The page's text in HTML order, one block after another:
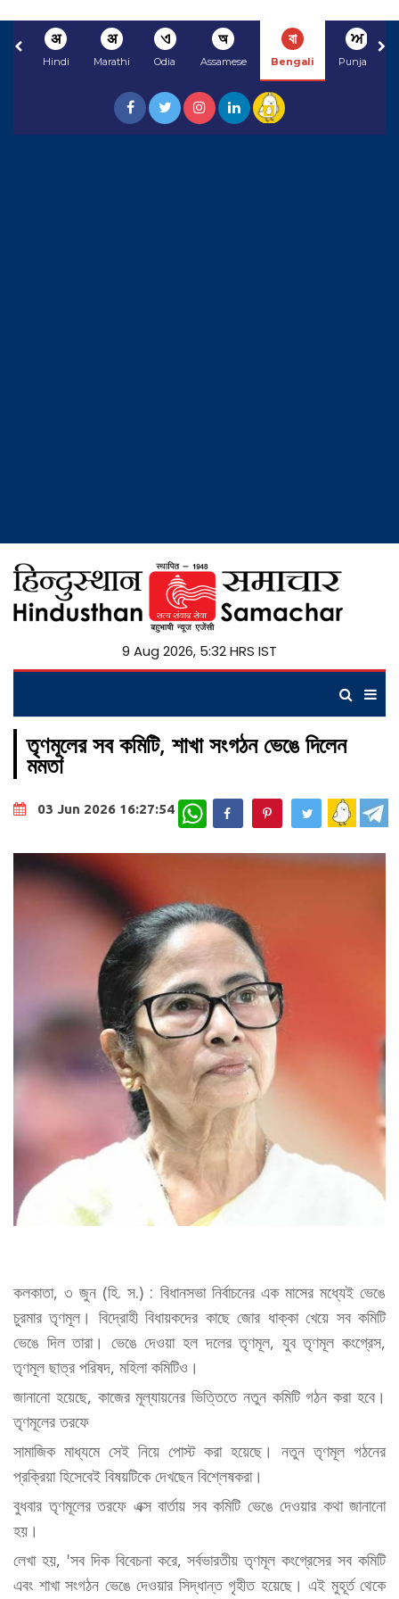
अ
Hindi
अ
Marathi
ଏ
Odia
অ
Assamese
বা
Bengali
ਅ
Punjabi
9 Aug 2026, 5:32 HRS IST
তৃণমূলের সব কমিটি, শাখা সংগঠন ভেঙে দিলেন
মমতা
03 Jun 2026 16:27:54 WhatsApp
কলকাতা, ৩ জুন (হি. স.) : বিধানসভা নির্বাচনের এক মাসের মধ্যেই ভেঙে
চুরমার তৃণমূল। বিদ্রোহী বিধায়কদের কাছে জোর ধাক্কা খেয়ে সব কমিটি
ভেঙে দিল তারা। ভেঙে দেওয়া হল দলের তৃণমূল, যুব তৃণমূল কংগ্রেস,
তৃণমূল ছাত্র পরিষদ, মহিলা কমিটিও।
জানানো হয়েছে, কাজের মূল্যায়নের ভিত্তিতে নতুন কমিটি গঠন করা হবে।
তৃণমূলের তরফে
সামাজিক মাধ্যমে সেই নিয়ে পোস্ট করা হয়েছে। নতুন তৃণমূল গঠনের
প্রক্রিয়া হিসেবেই বিষয়টিকে দেখছেন বিশ্লেষকরা।
বুধবার তৃণমূলের তরফে এক্স বার্তায় সব কমিটি ভেঙে দেওয়ার কথা জানানো
হয়।
লেখা হয়, 'সব দিক বিবেচনা করে, সর্বভারতীয় তৃণমূল কংগ্রেসের সব কমিটি
এবং শাখা সংগঠন ভেঙে দেওয়ার সিদ্ধান্ত গৃহীত হয়েছে। এই মুহূর্ত থেকে